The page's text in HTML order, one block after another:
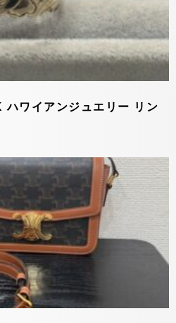
ハワイアンジュエリー リン